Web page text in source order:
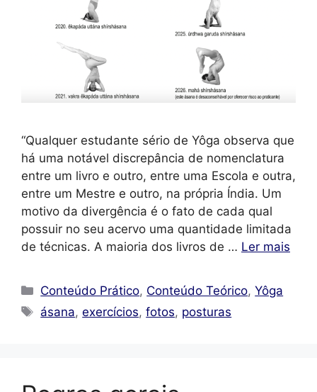
“Qualquer estudante sério de Yôga observa que
há uma notável discrepância de nomenclatura
entre um livro e outro, entre uma Escola e outra,
entre um Mestre e outro, na própria Índia. Um
motivo da divergência é o fato de cada qual
possuir no seu acervo uma quantidade limitada
de técnicas. A maioria dos livros de … Ler mais
Categorias
Conteúdo Prático, Conteúdo Teórico,Yôga
Tags
ásana,exercícios,fotos, posturas